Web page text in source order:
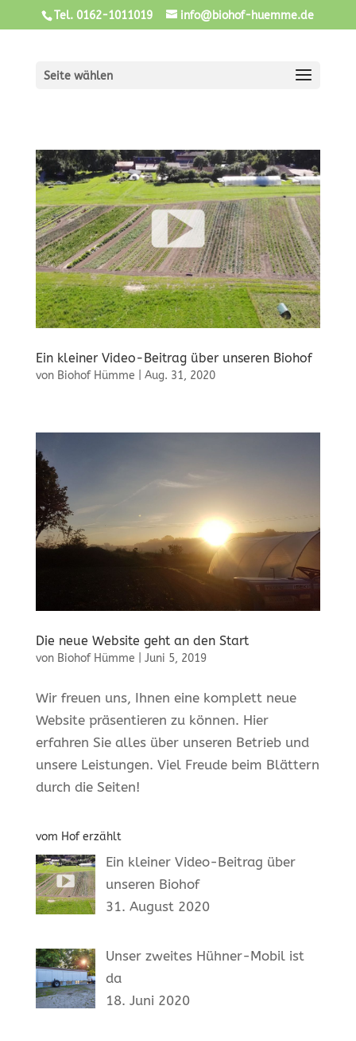
Tel. 0162-1011019 info@biohof-huemme.de
Seite wählen
Ein kleiner Video-Beitrag über unseren Biohof
von Biohof Hümme Aug. 31, 2020
Die neue Website geht an den Start
von Biohof Hümme Juni 5, 2019
Wir freuen uns, Ihnen eine komplett neue
Website präsentieren zu können. Hier
erfahren Sie alles über unseren Betrieb und
unsere Leistungen. Viel Freude beim Blättern
durch die Seiten!
vom Hof erzählt
Ein kleiner Video-Beitrag über
unseren Biohof
31. August 2020
Unser zweites Hühner-Mobil ist
da
18. Juni 2020